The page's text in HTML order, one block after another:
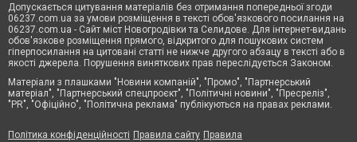
Допускається цитування матеріалів без отримання попередньої згоди
06237.com.ua за умови розміщення в тексті обов'язкового посилання на
06237.com.ua - Сайт міст Новогродівки та Селидове. Для інтернет-видань
обов'язкове розміщення прямого, відкритого для пошукових систем
гіперпосилання на цитовані статті не нижче другого абзацу в тексті або в
якості джерела. Порушення виняткових прав переслідується Законом.
Матеріали з плашками "Новини компаній", "Промо", "Партнерський
матеріал", "Партнерський спецпроєкт", "Політичні новини", "Пресреліз",
"PR", "Офіційно", "Політична реклама" публікуються на правах реклами.
Політика конфіденційності Правила сайту Правила